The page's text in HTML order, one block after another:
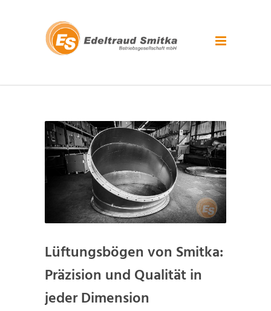
Lüftungsbögen von Smitka:
Präzision und Qualität in
jeder Dimension